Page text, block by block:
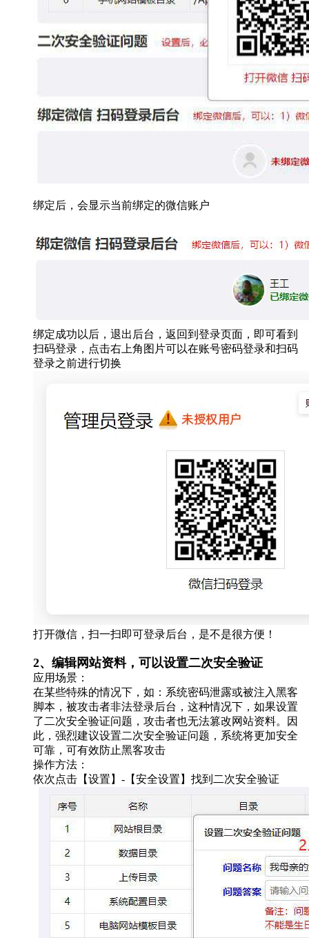
绑定后，会显示当前绑定的微信账户
绑定成功以后，退出后台，返回到登录页面，即可看到
扫码登录，点击右上角图片可以在账号密码登录和扫码
登录之前进行切换
打开微信，扫一扫即可登录后台，是不是很方便！
2、编辑网站资料，可以设置二次安全验证
应用场景：
在某些特殊的情况下，如：系统密码泄露或被注入黑客
脚本，被攻击者非法登录后台，这种情况下，如果设置
了二次安全验证问题，攻击者也无法篡改网站资料。因
此，强烈建议设置二次安全验证问题，系统将更加安全
可靠，可有效防止黑客攻击
操作方法：
依次点击【设置】-【安全设置】找到二次安全验证